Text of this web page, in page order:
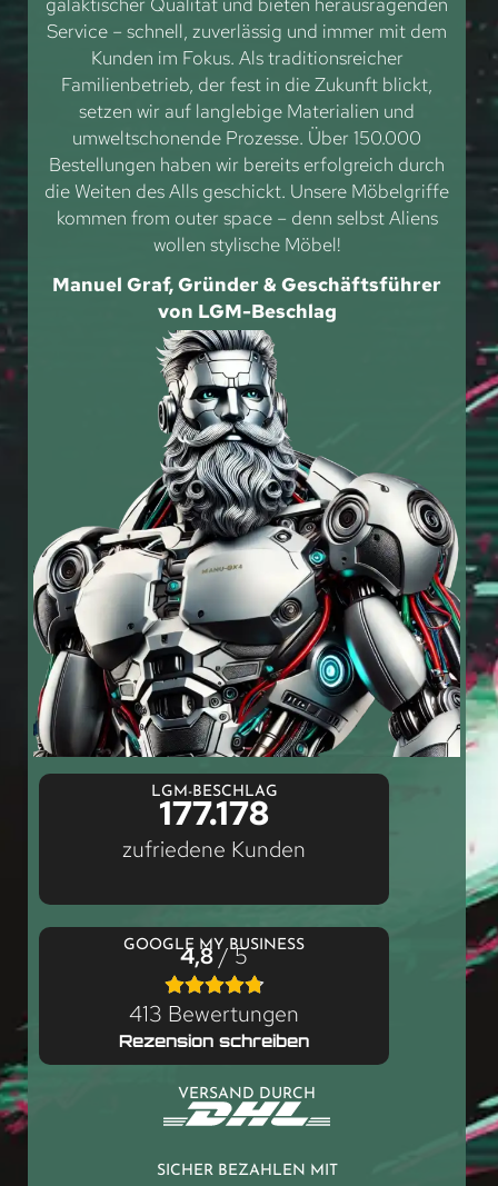
Service – schnell, zuverlässig und immer mit dem
Kunden im Fokus. Als traditionsreicher
Familienbetrieb, der fest in die Zukunft blickt,
setzen wir auf langlebige Materialien und
umweltschonende Prozesse. Über 150.000
Bestellungen haben wir bereits erfolgreich durch
die Weiten des Alls geschickt. Unsere Möbelgriffe
kommen from outer space – denn selbst Aliens
wollen stylische Möbel!
Manuel Graf, Gründer & Geschäftsführer
von LGM-Beschlag
LGM-BESCHLAG
177.178
zufriedene Kunden
GOOGLE MY BUSINESS
4,8/ 5
413 Bewertungen
Rezension schreiben
VERSAND DURCH
SICHER BEZAHLEN MIT